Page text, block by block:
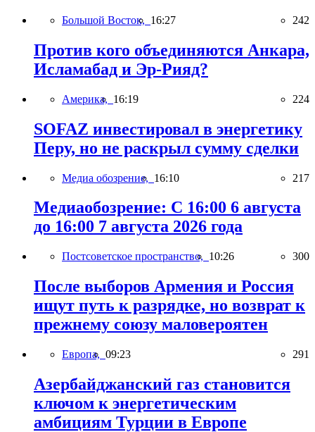
Большой Восток, 16:27 242
Против кого объединяются Анкара,
Исламабад и Эр-Рияд?
Америка, 16:19 224
SOFAZ инвестировал в энергетику
Перу, но не раскрыл сумму сделки
Медиа обозрение, 16:10 217
Медиаобозрение: С 16:00 6 августа
до 16:00 7 августа 2026 года
Постсоветское пространство, 10:26 300
После выборов Армения и Россия
ищут путь к разрядке, но возврат к
прежнему союзу маловероятен
Европа, 09:23 291
Азербайджанский газ становится
ключом к энергетическим
амбициям Турции в Европе